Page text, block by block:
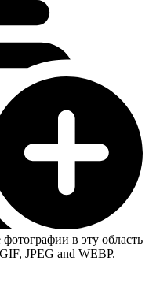
в эту область
JPEG and WEBP.